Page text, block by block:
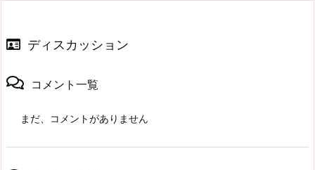
ディスカッション
コメント一覧
まだ、コメントがありません